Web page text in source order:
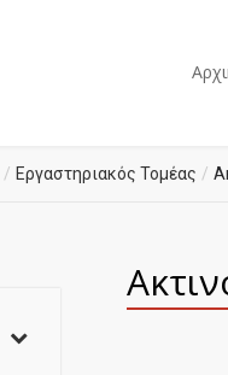
/ Εργαστηριακός Τομέας /